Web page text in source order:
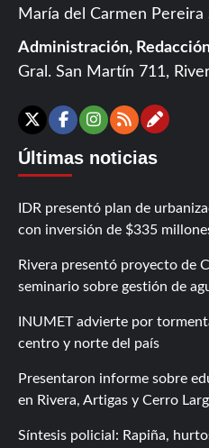
María del Carmen Pereira
Administración,
Gral. San Martín 711,
X Facebook
Instagram
RSS
Últimas noticias
IDR presentó plan de
con inversión de $335
Rivera presentó proyecto de
seminario sobre gestión de
INUMET advierte por
centro y norte del país
Presentaron informe sobre
en Rivera, Artigas y Cerro
Síntesis policial: Rapiña,